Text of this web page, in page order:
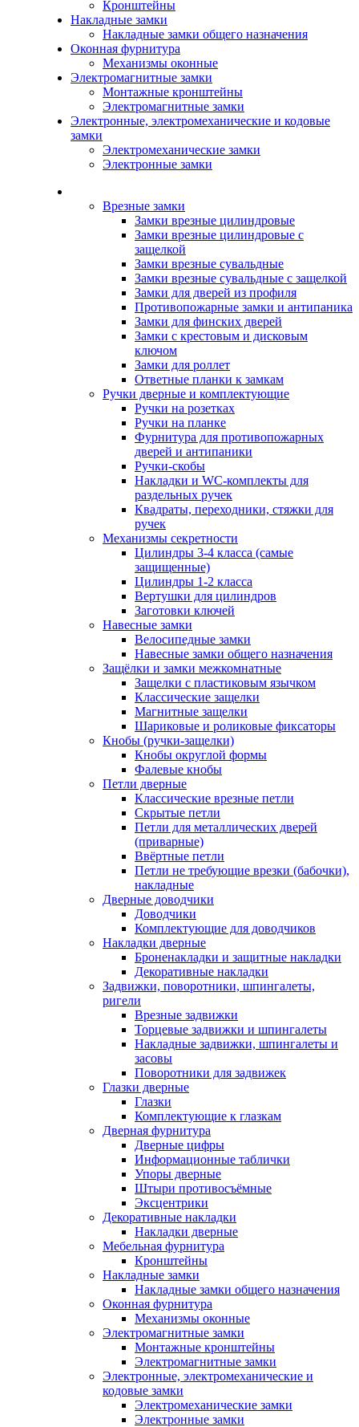
Кронштейны
Накладные замки
Накладные замки общего назначения
Оконная фурнитура
Механизмы оконные
Электромагнитные замки
Монтажные кронштейны
Электромагнитные замки
Электронные, электромеханические и кодовые
замки
Электромеханические замки
Электронные замки
Врезные замки
Замки врезные цилиндровые
Замки врезные цилиндровые с
защелкой
Замки врезные сувальдные
Замки врезные сувальдные с защелкой
Замки для дверей из профиля
Противопожарные замки и антипаника
Замки для финских дверей
Замки с крестовым и дисковым
ключом
Замки для роллет
Ответные планки к замкам
Ручки дверные и комплектующие
Ручки на розетках
Ручки на планке
Фурнитура для противопожарных
дверей и антипаники
Ручки-скобы
Накладки и WC-комплекты для
раздельных ручек
Квадраты, переходники, стяжки для
ручек
Механизмы секретности
Цилиндры 3-4 класса (самые
защищенные)
Цилиндры 1-2 класса
Вертушки для цилиндров
Заготовки ключей
Навесные замки
Велосипедные замки
Навесные замки общего назначения
Защёлки и замки межкомнатные
Защелки с пластиковым язычком
Классические защелки
Магнитные защелки
Шариковые и роликовые фиксаторы
Кнобы (ручки-защелки)
Кнобы округлой формы
Фалевые кнобы
Петли дверные
Классические врезные петли
Скрытые петли
Петли для металлических дверей
(приварные)
Ввёртные петли
Петли не требующие врезки (бабочки),
накладные
Дверные доводчики
Доводчики
Комплектующие для доводчиков
Накладки дверные
Броненакладки и защитные накладки
Декоративные накладки
Задвижки, поворотники, шпингалеты,
ригели
Врезные задвижки
Торцевые задвижки и шпингалеты
Накладные задвижки, шпингалеты и
засовы
Поворотники для задвижек
Глазки дверные
Глазки
Комплектующие к глазкам
Дверная фурнитура
Дверные цифры
Информационные таблички
Упоры дверные
Штыри противосъёмные
Эксцентрики
Декоративные накладки
Накладки дверные
Мебельная фурнитура
Кронштейны
Накладные замки
Накладные замки общего назначения
Оконная фурнитура
Механизмы оконные
Электромагнитные замки
Монтажные кронштейны
Электромагнитные замки
Электронные, электромеханические и
кодовые замки
Электромеханические замки
Электронные замки